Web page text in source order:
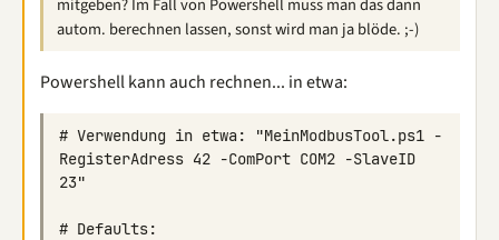
mitgeben? Im Fall von Powershell muss man das dann
autom. berechnen lassen, sonst wird man ja blöde. ;-)
Powershell kann auch rechnen... in etwa:
# Verwendung in etwa: "MeinModbusTool.ps1 -
RegisterAdress 42 -ComPort COM2 -SlaveID